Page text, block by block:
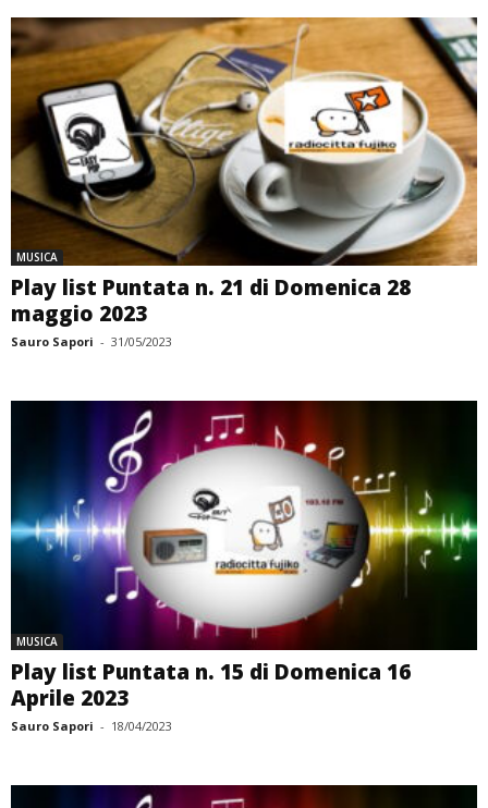
MUSICA
Play list Puntata n. 21 di Domenica 28
maggio 2023
Sauro Sapori - 31/05/2023
MUSICA
Play list Puntata n. 15 di Domenica 16
Aprile 2023
Sauro Sapori - 18/04/2023